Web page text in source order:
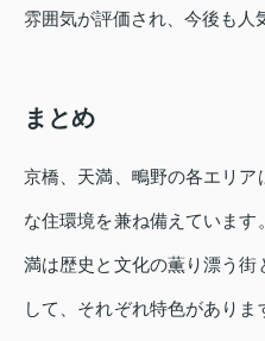
雰囲気が評価され、今後も人
まとめ
京橋、天満、鴫野の各エリ
な住環境を兼ね備えていま
満は歴史と文化の薫り漂う街
して、それぞれ特色があり